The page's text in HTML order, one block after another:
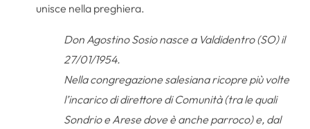
unisce nella preghiera.
Don Agostino Sosio nasce a Valdidentro (SO) il
27/01/1954.
Nella congregazione salesiana ricopre più volte
l’incarico di direttore di Comunità (tra le quali
Sondrio e Arese dove è anche parroco) e, dal